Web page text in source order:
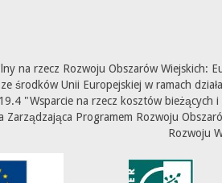
na rzecz Rozwoju Obszarów Wiejskich:
środków Unii Europejskiej w ramach
"Wsparcie na rzecz kosztów
Programem Rozwoju
Rozwoju